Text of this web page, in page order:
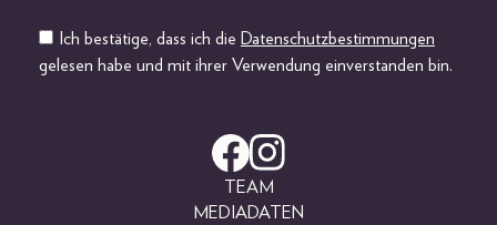
Ich bestätige, dass ich die Datenschutzbestimmungen
gelesen habe und mit ihrer Verwendung einverstanden bin.
TEAM
MEDIADATEN